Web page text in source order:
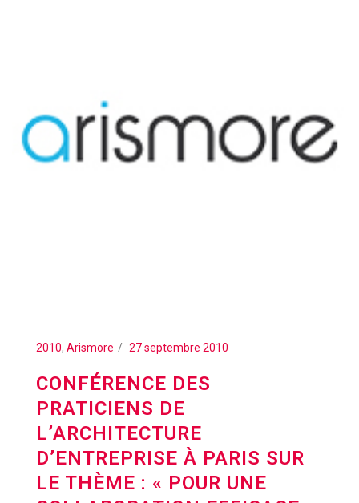
2010, Arismore 27 septembre 2010
CONFÉRENCE DES
PRATICIENS DE
L’ARCHITECTURE
D’ENTREPRISE À PARIS SUR
LE THÈME : « POUR UNE